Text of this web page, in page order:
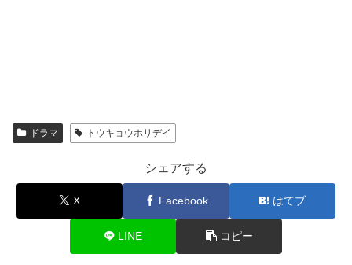
ドラマ トウキョウホリデイ
シェアする
X Facebook はてブ
LINE コピー